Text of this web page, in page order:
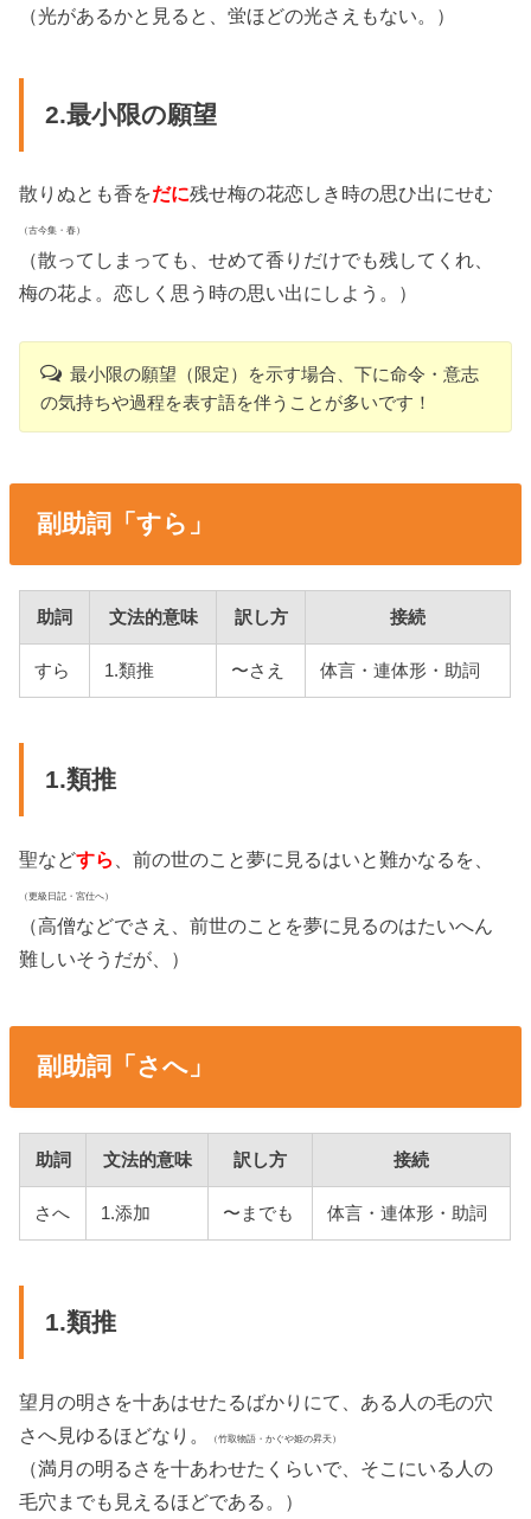
（光があるかと見ると、蛍ほどの光さえもない。）
2.最小限の願望
散りぬとも香をだに残せ梅の花恋しき時の思ひ出にせむ
（古今集・春）
（散ってしまっても、せめて香りだけでも残してくれ、
梅の花よ。恋しく思う時の思い出にしよう。）
最小限の願望（限定）を示す場合、下に命令・意志
の気持ちや過程を表す語を伴うことが多いです！
副助詞「すら」
助詞 文法的意味 訳し方 接続
すら 1.類推 〜さえ 体言・連体形・助詞
1.類推
聖などすら 、前の世のこと夢に見るはいと難かなるを、
（更級日記・宮仕へ）
（高僧などでさえ、前世のことを夢に見るのはたいへん
難しいそうだが、）
副助詞「さへ」
助詞 文法的意味 訳し方 接続
さへ 1.添加 〜までも 体言・連体形・助詞
1.類推
望月の明さを十あはせたるばかりにて、ある人の毛の穴
さへ見ゆるほどなり。
（竹取物語・かぐや姫の昇天）
（満月の明るさを十あわせたくらいで、そこにいる人の
毛穴までも見えるほどである。）